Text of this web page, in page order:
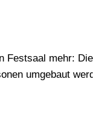
Festsaal mehr:
umgebaut